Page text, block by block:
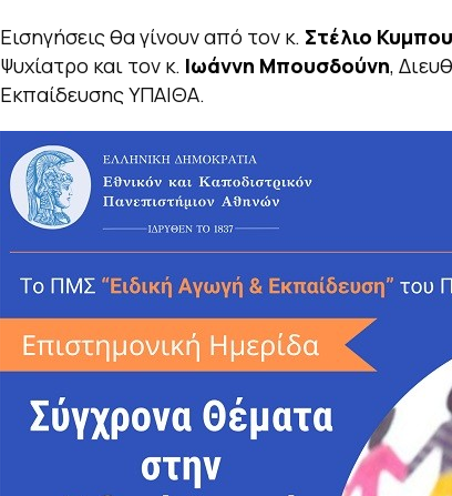
Εισηγήσεις θα γίνουν από τον κ. Στέλιο
Ψυχίατρο και τον κ. Ιωάννη Μπουσδούνη,
Εκπαίδευσης ΥΠΑΙΘΑ.